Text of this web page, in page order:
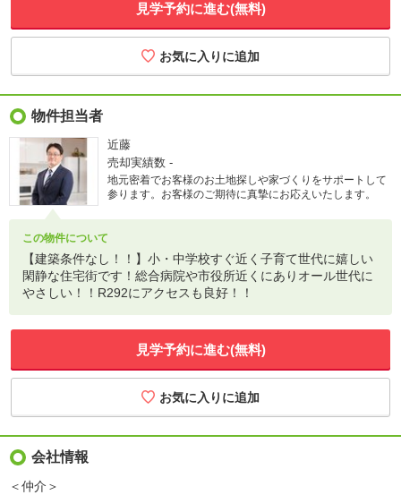
見学予約に進む(無料)
物件担当者
近藤
売却実績数 -
地元密着でお客様のお土地探しや家づくりをサポートして
参ります。お客様のご期待に真摯にお応えいたします。
この物件について
【建築条件なし！！】小・中学校すぐ近く子育て世代に嬉しい
閑静な住宅街です！総合病院や市役所近くにありオール世代に
やさしい！！R292にアクセスも良好！！
見学予約に進む(無料)
会社情報
＜仲介＞